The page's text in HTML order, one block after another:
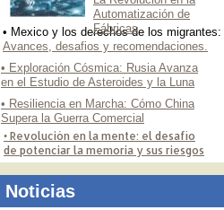
Noticias
• Resiliencia en Marcha: Cómo China
Supera la Guerra Comercial
• Exploración Cósmica: Rusia Avanza
en el Estudio de Asteroides y la Luna
• Mexico y los derechos de los migrantes:
Avances, desafios y recomendaciones.
Automatización de
Fábricas
• Revolución en la mente: el desafío
de potenciar la memoria y sus riesgos